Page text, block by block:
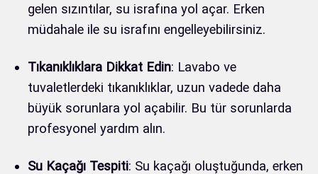
gelen sızıntılar, su israfına yol açar. Erken
müdahale ile su israfını engelleyebilirsiniz.
Tıkanıklıklara Dikkat Edin: Lavabo ve
tuvaletlerdeki tıkanıklıklar, uzun vadede daha
büyük sorunlara yol açabilir. Bu tür sorunlarda
profesyonel yardım alın.
Su Kaçağı Tespiti: Su kaçağı oluştuğunda, erken